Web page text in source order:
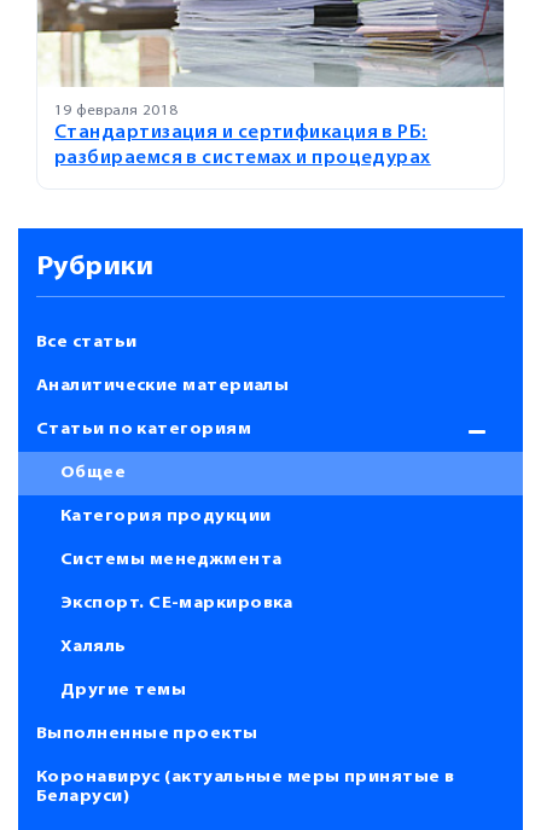
19 февраля 2018
Стандартизация и сертификация в РБ:
разбираемся в системах и процедурах
Рубрики
Все статьи
Аналитические материалы
Статьи по категориям
Общее
Категория продукции
Системы менеджмента
Экспорт. СЕ-маркировка
Халяль
Другие темы
Выполненные проекты
Коронавирус (актуальные меры принятые в
Беларуси)